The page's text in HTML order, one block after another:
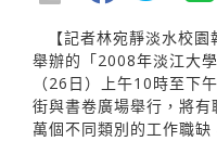
【記者林宛靜淡水校
舉辦的「2008年淡江大
（26日）上午10時至下
街與書卷廣場舉行，將
萬個不同類別的工作職缺